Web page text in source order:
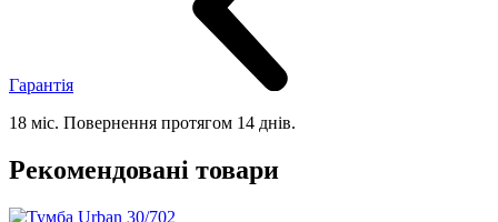
Гарантія
18 міс. Повернення протягом 14 днів.
Рекомендовані товари